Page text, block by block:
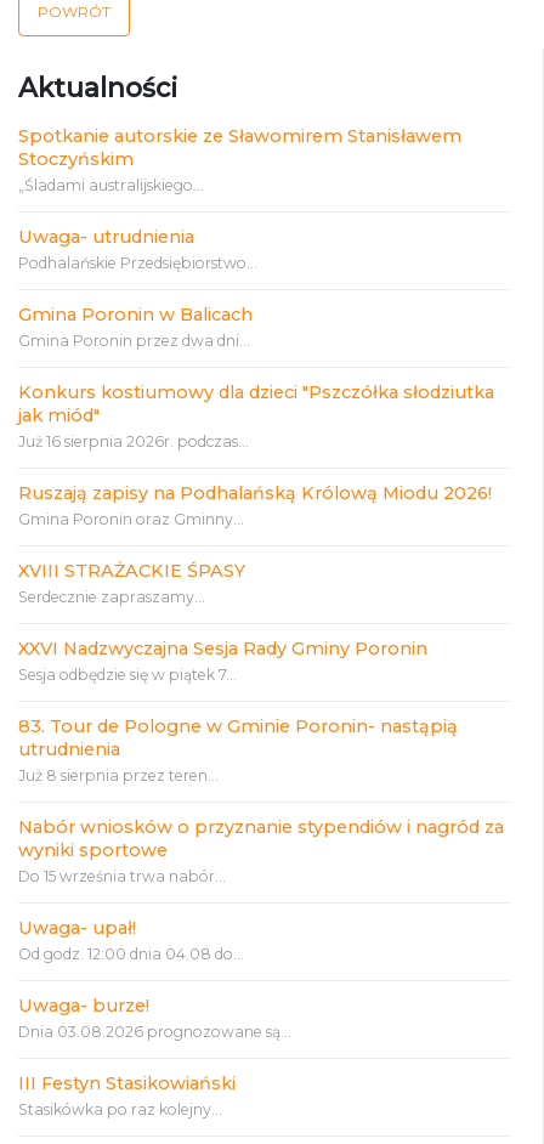
Aktualności
Spotkanie autorskie ze Sławomirem Stanisławem
Stoczyńskim
„Śladami australijskiego...
Uwaga- utrudnienia
Podhalańskie Przedsiębiorstwo...
Gmina Poronin w Balicach
Gmina Poronin przez dwa dni...
Konkurs kostiumowy dla dzieci "Pszczółka słodziutka
jak miód"
Już 16 sierpnia 2026r. podczas...
Ruszają zapisy na Podhalańską Królową Miodu 2026!
Gmina Poronin oraz Gminny...
XVIII STRAŻACKIE ŚPASY
Serdecznie zapraszamy...
XXVI Nadzwyczajna Sesja Rady Gminy Poronin
Sesja odbędzie się w piątek 7...
83. Tour de Pologne w Gminie Poronin- nastąpią
utrudnienia
Już 8 sierpnia przez teren...
Nabór wniosków o przyznanie stypendiów i nagród za
wyniki sportowe
Do 15 września trwa nabór...
Uwaga- upał!
Od godz. 12:00 dnia 04.08 do...
Uwaga- burze!
Dnia 03.08.2026 prognozowane są...
III Festyn Stasikowiański
Stasikówka po raz kolejny...
POWRÓT